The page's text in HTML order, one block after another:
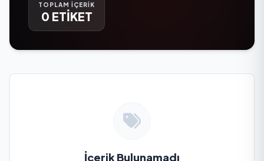
TOPLAM İÇERİK
0 ETİKET
İçerik Bulunamadı